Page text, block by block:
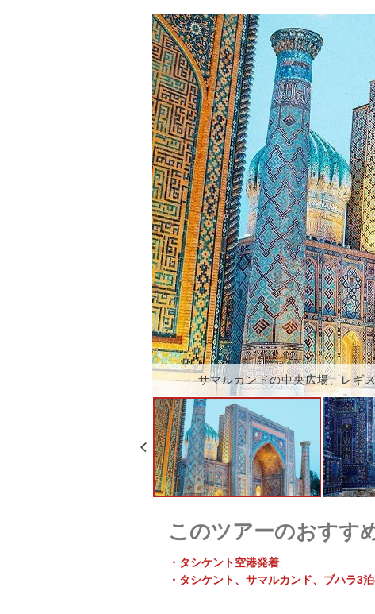
サマルカンドの中央広場、レギ
このツアーのおすす
・タシケント空港発着
・タシケント、サマルカンド、ブハラ3泊